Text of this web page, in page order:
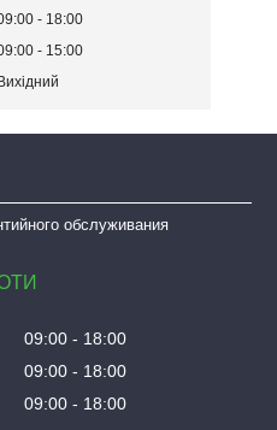
18:00
15:00
Вихідний
обслуживания
09:00
18:00
09:00
18:00
09:00
18:00